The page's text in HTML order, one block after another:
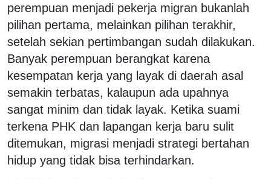
perempuan menjadi pekerja migran bukanlah
pilihan pertama, melainkan pilihan terakhir,
setelah sekian pertimbangan sudah dilakukan.
Banyak perempuan berangkat karena
kesempatan kerja yang layak di daerah asal
semakin terbatas, kalaupun ada upahnya
sangat minim dan tidak layak. Ketika suami
terkena PHK dan lapangan kerja baru sulit
ditemukan, migrasi menjadi strategi bertahan
hidup yang tidak bisa terhindarkan.